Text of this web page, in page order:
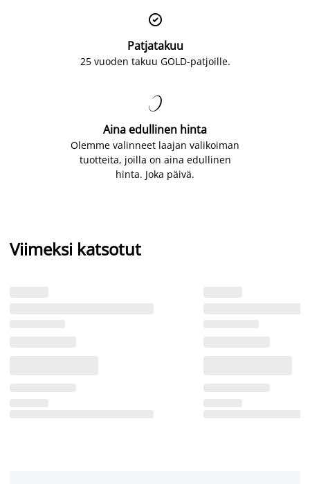

Patjatakuu
25 vuoden takuu GOLD-patjoille.

Aina edullinen hinta
Olemme valinneet laajan valikoiman
tuotteita, joilla on aina edullinen
hinta. Joka päivä.
Viimeksi katsotut